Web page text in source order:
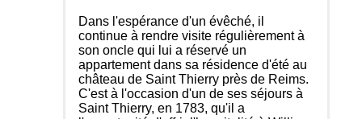
Dans l'espérance d'un évêché, il
continue à rendre visite régulièrement à
son oncle qui lui a réservé un
appartement dans sa résidence d'été au
château de Saint Thierry près de Reims.
C'est à l'occasion d'un de ses séjours à
Saint Thierry, en 1783, qu'il a